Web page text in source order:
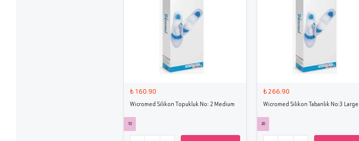
₺ 160.90
Wicromed Silikon Topukluk No: 2 Medium
10
₺ 266.90
Wicromed Silikon Tabanlık No:3 Large
20